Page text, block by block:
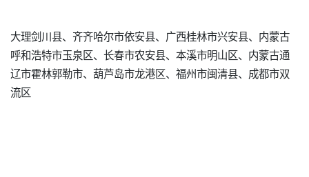
大理剑川县、齐齐哈尔市依安县、广西桂林市兴安县、内蒙古
呼和浩特市玉泉区、长春市农安县、本溪市明山区、内蒙古通
辽市霍林郭勒市、葫芦岛市龙港区、福州市闽清县、成都市双
流区